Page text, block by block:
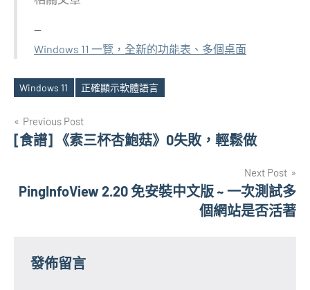
Windows 11 一覽，全新的功能表、多個桌面
Tags
Windows 11 正確顯示軟體語言
文
章
Previous Post
[食譜] 《素三杯杏鮑菇》0失敗，輕鬆做
Next Post
PingInfoView 2.20 免安裝中文版 ~ 一次測試多
個網站是否活著
發佈留言